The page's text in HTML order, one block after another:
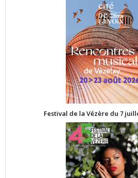
Festival de la Vézère du 7